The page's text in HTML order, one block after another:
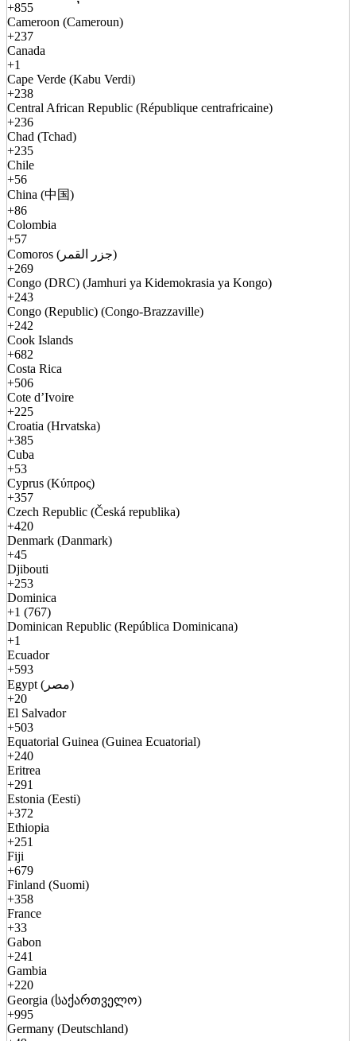
+855
Cameroon (Cameroun)
+237
Canada
+1
Cape Verde (Kabu Verdi)
+238
Central African Republic (République centrafricaine)
+236
Chad (Tchad)
+235
Chile
+56
China (中国)
+86
Colombia
+57
Comoros (جزر القمر)
+269
Congo (DRC) (Jamhuri ya Kidemokrasia ya Kongo)
+243
Congo (Republic) (Congo-Brazzaville)
+242
Cook Islands
+682
Costa Rica
+506
Cote d’Ivoire
+225
Croatia (Hrvatska)
+385
Cuba
+53
Cyprus (Κύπρος)
+357
Czech Republic (Česká republika)
+420
Denmark (Danmark)
+45
Djibouti
+253
Dominica
+1 (767)
Dominican Republic (República Dominicana)
+1
Ecuador
+593
Egypt (مصر)
+20
El Salvador
+503
Equatorial Guinea (Guinea Ecuatorial)
+240
Eritrea
+291
Estonia (Eesti)
+372
Ethiopia
+251
Fiji
+679
Finland (Suomi)
+358
France
+33
Gabon
+241
Gambia
+220
Georgia (საქართველო)
+995
Germany (Deutschland)